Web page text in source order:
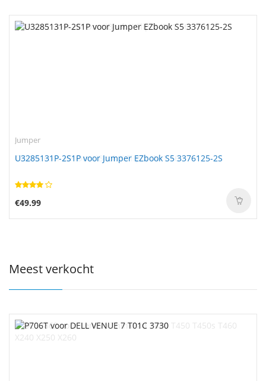
Jumper
U3285131P-2S1P voor Jumper EZbook S5 3376125-2S
€49.99
Meest verkocht